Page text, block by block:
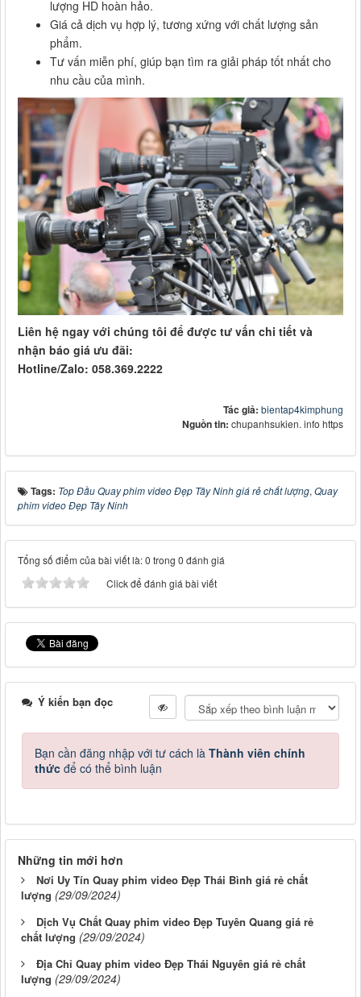
lượng HD hoàn hảo.
Giá cả dịch vụ hợp lý, tương xứng với chất lượng sản
phẩm.
Tư vấn miễn phí, giúp bạn tìm ra giải pháp tốt nhất cho
nhu cầu của mình.
Liên hệ ngay với chúng tôi để được tư vấn chi tiết và
nhận báo giá ưu đãi:
Hotline/Zalo: 058.369.2222
Tác giả: bientap4kimphung
Nguồn tin: chupanhsukien. info https
Tags: Top Đầu Quay phim video Đẹp Tây Ninh giá rẻ chất lượng, Quay
phim video Đẹp Tây Ninh
Tổng số điểm của bài viết là: 0 trong 0 đánh giá
Click để đánh giá bài viết
Ý kiến bạn đọc
Bạn cần đăng nhập với tư cách là Thành viên chính
thức để có thể bình luận
Những tin mới hơn
Nơi Uy Tín Quay phim video Đẹp Thái Bình giá rẻ chất
lượng (29/09/2024)
Dịch Vụ Chất Quay phim video Đẹp Tuyên Quang giá rẻ
chất lượng (29/09/2024)
Địa Chỉ Quay phim video Đẹp Thái Nguyên giá rẻ chất
lượng (29/09/2024)